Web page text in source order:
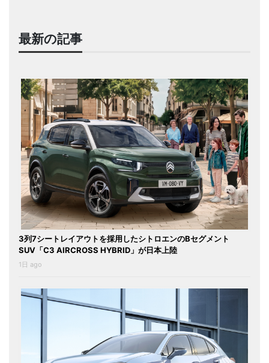
最新の記事
3列7シートレイアウトを採用したシトロエンのBセグメント
SUV「C3 AIRCROSS HYBRID」が日本上陸
1日 ago